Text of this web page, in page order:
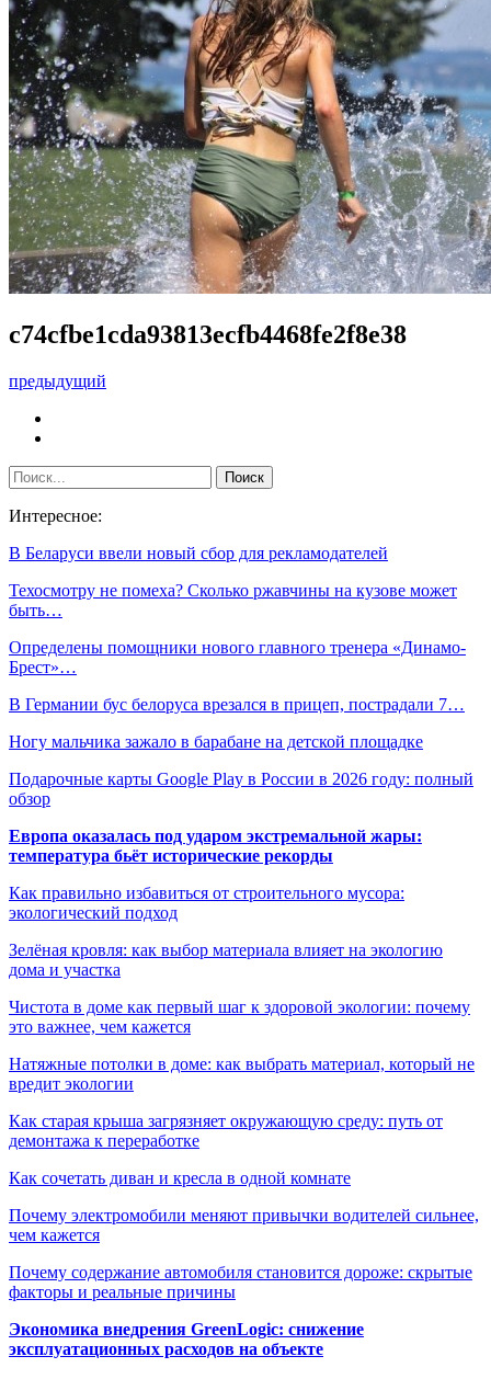
c74cfbe1cda93813ecfb4468fe2f8e38
предыдущий
Интересное:
В Беларуси ввели новый сбор для рекламодателей
Техосмотру не помеха? Сколько ржавчины на кузове может
быть…
Определены помощники нового главного тренера «Динамо-
Брест»…
В Германии бус белоруса врезался в прицеп, пострадали 7…
Ногу мальчика зажало в барабане на детской площадке
Подарочные карты Google Play в России в 2026 году: полный
обзор
Европа оказалась под ударом экстремальной жары:
температура бьёт исторические рекорды
Как правильно избавиться от строительного мусора:
экологический подход
Зелёная кровля: как выбор материала влияет на экологию
дома и участка
Чистота в доме как первый шаг к здоровой экологии: почему
это важнее, чем кажется
Натяжные потолки в доме: как выбрать материал, который не
вредит экологии
Как старая крыша загрязняет окружающую среду: путь от
демонтажа к переработке
Как сочетать диван и кресла в одной комнате
Почему электромобили меняют привычки водителей сильнее,
чем кажется
Почему содержание автомобиля становится дороже: скрытые
факторы и реальные причины
Экономика внедрения GreenLogic: снижение
эксплуатационных расходов на объекте